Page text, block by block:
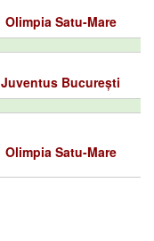
Olimpia Satu-Mare
Juventus București
Olimpia Satu-Mare